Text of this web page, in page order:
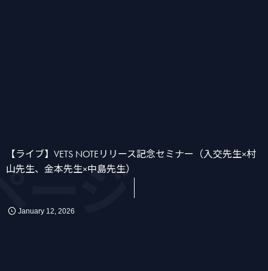
【ライブ】VETS NOTEリリース記念セミナー（入交先生×村
山先生、金本先生×中島先生）
January 12, 2026
ジ